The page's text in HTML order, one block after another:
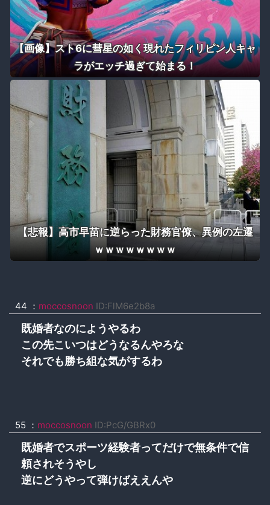
【画像】スト6に彗星の如く現れたフィリピン人キャ
ラがエッチ過ぎて始まる！
【悲報】高市早苗に逆らった財務官僚、異例の左遷
ｗｗｗｗｗｗｗｗ
44 ： moccosnoon ID:FlM6e2b8a
既婚者なのにようやるわ
この先こいつはどうなるんやろな
それでも勝ち組な気がするわ
55 ： moccosnoon ID:PcG/GBRx0
既婚者でスポーツ経験者ってだけで無条件で信
頼されそうやし
逆にどうやって弾けばええんや